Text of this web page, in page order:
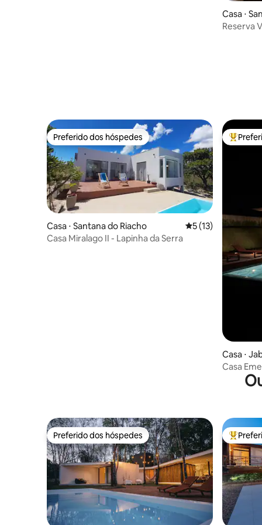
Casa ⋅
Reserva
Preferido dos hóspedes
Preferido dos hóspedes
Casa ⋅ Santana do Riacho 5 de uma
5 (13)
Casa Miralago II - Lapinha da Serra
Entre
Casa ⋅
Casa
do Cipó
Preferido dos hóspedes
Preferido dos hóspedes Entre